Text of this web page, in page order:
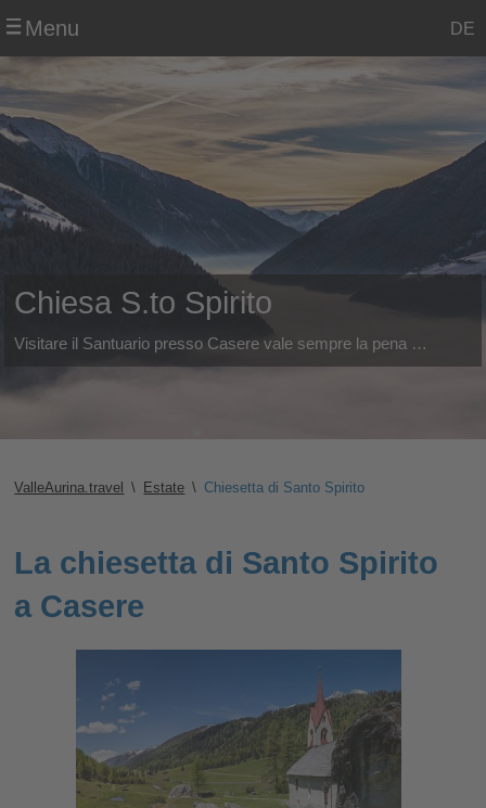
Menu DE
ValleAurina.travel \ Estate \ Chiesetta di Santo Spirito
La chiesetta di Santo Spirito
a Casere
Chiesa S.to Spirito
Visitare il Santuario presso Casere vale sempre la pena …